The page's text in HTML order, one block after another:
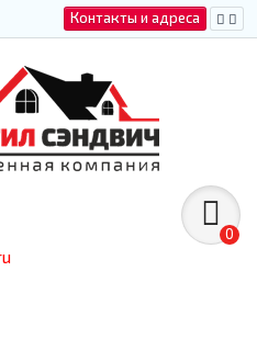
Контакты и адреса
0